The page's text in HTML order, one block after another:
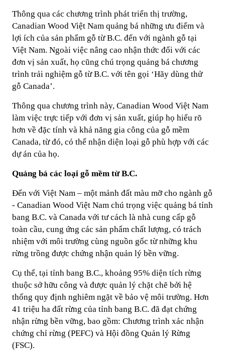
Thông qua các chương trình phát triển thị trường,
Canadian Wood Việt Nam quảng bá những ưu điểm và
lợi ích của sản phẩm gỗ từ B.C. đến với ngành gỗ tại
Việt Nam. Ngoài việc nâng cao nhận thức đối với các
đơn vị sản xuất, họ cũng chú trọng quảng bá chương
trình trải nghiệm gỗ từ B.C. với tên gọi ‘Hãy dùng thử
gỗ Canada’.
Thông qua chương trình này, Canadian Wood Việt Nam
làm việc trực tiếp với đơn vị sản xuất, giúp họ hiểu rõ
hơn về đặc tính và khả năng gia công của gỗ mềm
Canada, từ đó, có thể nhận diện loại gỗ phù hợp với các
dự án của họ.
Quảng bá các loại gỗ mềm từ B.C.
Đến với Việt Nam – một mảnh đất màu mỡ cho ngành gỗ
- Canadian Wood Việt Nam chú trọng việc quảng bá tỉnh
bang B.C. và Canada với tư cách là nhà cung cấp gỗ
toàn cầu, cung ứng các sản phẩm chất lượng, có trách
nhiệm với môi trường cùng nguồn gốc từ những khu
rừng trồng được chứng nhận quản lý bền vững.
Cụ thể, tại tỉnh bang B.C., khoảng 95% diện tích rừng
thuộc sở hữu công và được quản lý chặt chẽ bởi hệ
thống quy định nghiêm ngặt về bảo vệ môi trường. Hơn
41 triệu ha đất rừng của tỉnh bang B.C. đã đạt chứng
nhận rừng bền vững, bao gồm: Chương trình xác nhận
chứng chỉ rừng (PEFC) và Hội đồng Quản lý Rừng
(FSC).